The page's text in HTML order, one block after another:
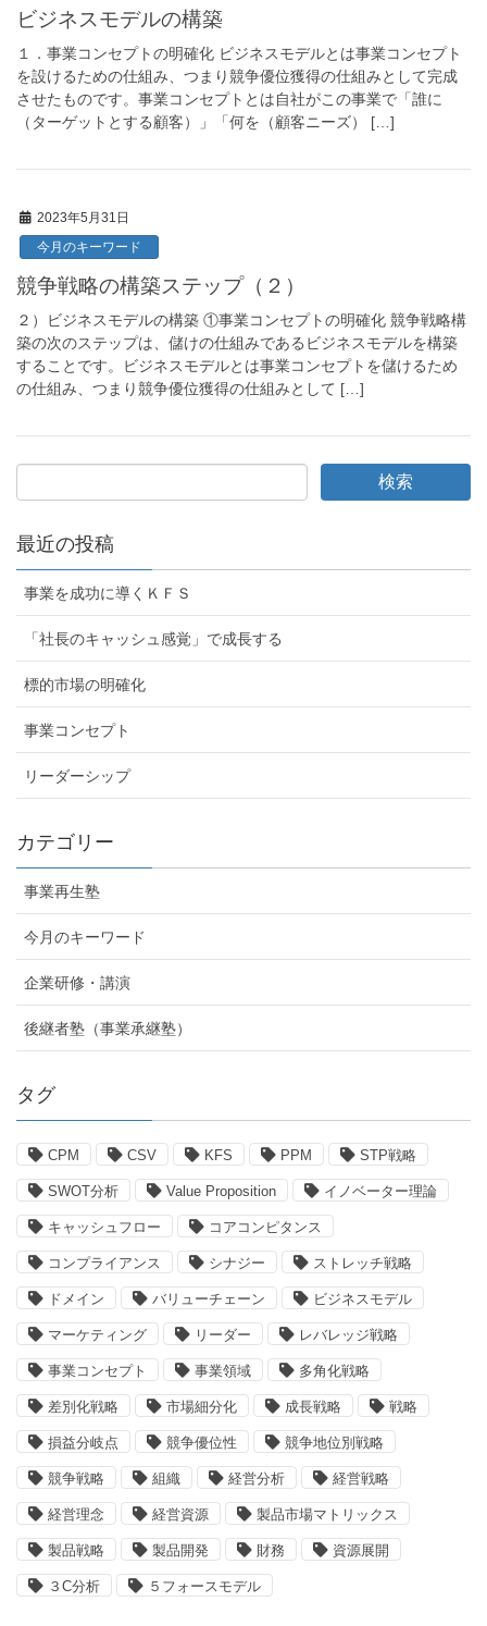
ビジネスモデルの構築
１．事業コンセプトの明確化 ビジネスモデルとは事業コンセプト
を設けるための仕組み、つまり競争優位獲得の仕組みとして完成
させたものです。事業コンセプトとは自社がこの事業で「誰に
（ターゲットとする顧客）」「何を（顧客ニーズ） […]
2023年5月31日
今月のキーワード
競争戦略の構築ステップ（２）
２）ビジネスモデルの構築 ①事業コンセプトの明確化 競争戦略構
築の次のステップは、儲けの仕組みであるビジネスモデルを構築
することです。ビジネスモデルとは事業コンセプトを儲けるため
の仕組み、つまり競争優位獲得の仕組みとして […]
最近の投稿
事業を成功に導くＫＦＳ
「社長のキャッシュ感覚」で成長する
標的市場の明確化
事業コンセプト
リーダーシップ
カテゴリー
事業再生塾
今月のキーワード
企業研修・講演
後継者塾（事業承継塾）
タグ
CPM CSV KFS PPM STP戦略
SWOT分析 Value Proposition イノベーター理論
キャッシュフロー コアコンピタンス
コンプライアンス シナジー ストレッチ戦略
ドメイン バリューチェーン ビジネスモデル
マーケティング リーダー レバレッジ戦略
事業コンセプト 事業領域 多角化戦略
差別化戦略 市場細分化 成長戦略 戦略
損益分岐点 競争優位性 競争地位別戦略
競争戦略 組織 経営分析 経営戦略
経営理念 経営資源 製品市場マトリックス
製品戦略 製品開発 財務 資源展開
３C分析 ５フォースモデル